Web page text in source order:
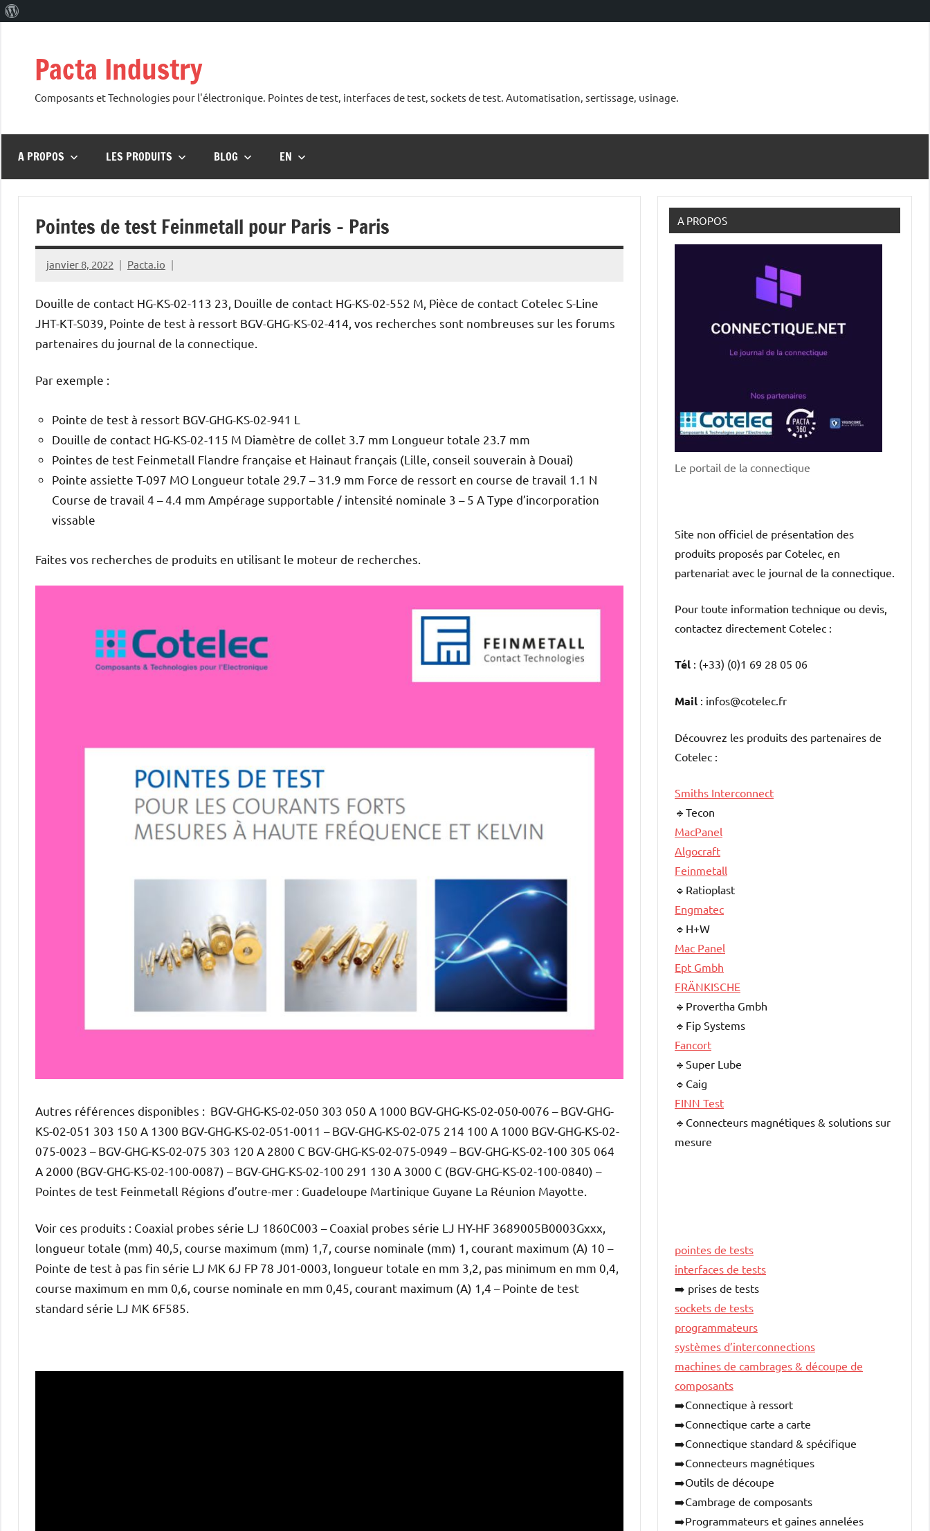
contenuPacta Industry
Composants et Technologies pour l'électronique. Pointes de test, interfaces de test, sockets de test. Automatisation, sertissage, usinage.
A PROPOS LES PRODUITS BLOG EN
Pointes de test Feinmetall pour Paris – Paris
janvier 8, 2022 Pacta.io
Douille de contact HG-KS-02-113 23, Douille de contact HG-KS-02-552 M, Pièce de contact Cotelec S-Line
JHT-KT-S039, Pointe de test à ressort BGV-GHG-KS-02-414, vos recherches sont nombreuses sur les forums
partenaires du journal de la connectique.
Par exemple :
Pointe de test à ressort BGV-GHG-KS-02-941 L
Douille de contact HG-KS-02-115 M Diamètre de collet 3.7 mm Longueur totale 23.7 mm
Pointes de test Feinmetall Flandre française et Hainaut français (Lille, conseil souverain à Douai)
Pointe assiette T-097 MO Longueur totale 29.7 – 31.9 mm Force de ressort en course de travail 1.1 N
Course de travail 4 – 4.4 mm Ampérage supportable / intensité nominale 3 – 5 A Type d’incorporation
vissable
Faites vos recherches de produits en utilisant le moteur de recherches.
Autres références disponibles : BGV-GHG-KS-02-050 303 050 A 1000 BGV-GHG-KS-02-050-0076 – BGV-GHG-
KS-02-051 303 150 A 1300 BGV-GHG-KS-02-051-0011 – BGV-GHG-KS-02-075 214 100 A 1000 BGV-GHG-KS-02-
075-0023 – BGV-GHG-KS-02-075 303 120 A 2800 C BGV-GHG-KS-02-075-0949 – BGV-GHG-KS-02-100 305 064
A 2000 (BGV-GHG-KS-02-100-0087) – BGV-GHG-KS-02-100 291 130 A 3000 C (BGV-GHG-KS-02-100-0840) –
Pointes de test Feinmetall Régions d’outre-mer : Guadeloupe Martinique Guyane La Réunion Mayotte.
Voir ces produits : Coaxial probes série LJ 1860C003 – Coaxial probes série LJ HY-HF 3689005B0003Gxxx,
longueur totale (mm) 40,5, course maximum (mm) 1,7, course nominale (mm) 1, courant maximum (A) 10 –
Pointe de test à pas fin série LJ MK 6J FP 78 J01-0003, longueur totale en mm 3,2, pas minimum en mm 0,4,
course maximum en mm 0,6, course nominale en mm 0,45, courant maximum (A) 1,4 – Pointe de test
standard série LJ MK 6F585.
A PROPOS
Le portail de la connectique
Site non officiel de présentation des
produits proposés par Cotelec, en
partenariat avec le journal de la connectique.
Pour toute information technique ou devis,
contactez directement Cotelec :
Tél : (+33) (0)1 69 28 05 06
Mail : infos@cotelec.fr
Découvrez les produits des partenaires de
Cotelec :
Smiths Interconnect
🔹Tecon
MacPanel
Algocraft
Feinmetall
🔹Ratioplast
Engmatec
🔹H+W
Mac Panel
Ept Gmbh
FRÄNKISCHE
🔹Provertha Gmbh
🔹Fip Systems
Fancort
🔹Super Lube
🔹Caig
FINN Test
🔹Connecteurs magnétiques & solutions sur
mesure
pointes de tests
interfaces de tests
➡️ prises de tests
sockets de tests
programmateurs
systèmes d’interconnections
machines de cambrages & découpe de
composants
➡️Connectique à ressort
➡️Connectique carte a carte
➡️Connectique standard & spécifique
➡️Connecteurs magnétiques
➡️Outils de découpe
➡️Cambrage de composants
➡️Programmateurs et gaines annelées